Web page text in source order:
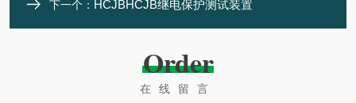
下一个： HCJBHCJB继电保护测试装置
Order
在线留言